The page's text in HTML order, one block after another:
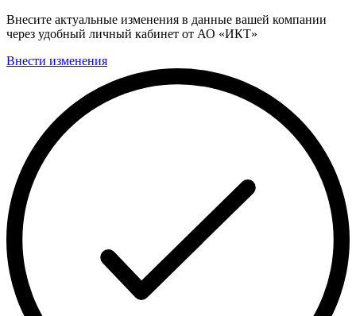
Внесите актуальные изменения в данные вашей компании
через удобный личный кабинет от АО «ИКТ»
Внести изменения